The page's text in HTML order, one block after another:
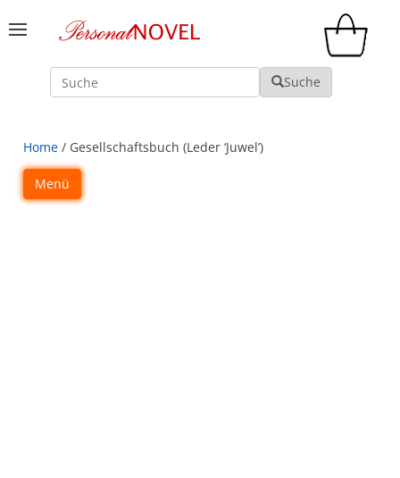
Suche Suche
Home / Gesellschaftsbuch (Leder ‘Juwel’)
Menü